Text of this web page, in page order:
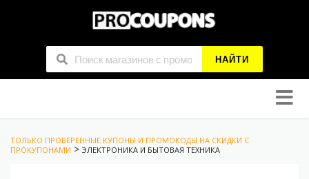
НАЙТИ
to
ТОЛЬКО ПРОВЕРЕННЫЕ КУПОНЫ И ПРОМОКОДЫ НА СКИДКИ С
ПРОКУПОНАМИ > ЭЛЕКТРОНИКА И БЫТОВАЯ ТЕХНИКА